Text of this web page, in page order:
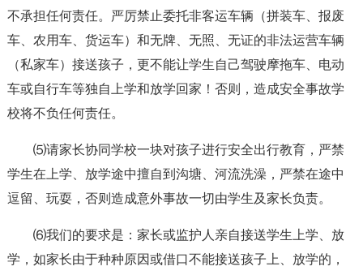
不承担任何责任。严厉禁止委托非客运车辆（拼装车、报废
车、农用车、货运车）和无牌、无照、无证的非法运营车辆
（私家车）接送孩子，更不能让学生自己驾驶摩拖车、电动
车或自行车等独自上学和放学回家！否则，造成安全事故学
校将不负任何责任。
⑸请家长协同学校一块对孩子进行安全出行教育，严禁
学生在上学、放学途中擅自到沟塘、河流洗澡，严禁在途中
逗留、玩耍，否则造成意外事故一切由学生及家长负责。
⑹我们的要求是：家长或监护人亲自接送学生上学、放
学，如家长由于种种原因或借口不能接送孩子上、放学的，